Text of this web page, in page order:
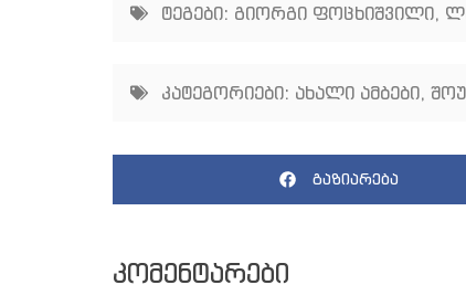
ტეგები: გიორგი ფოცხიშვილი,
კატეგორიები: ახალი ამბები,
გაზიარება
კომენტარები